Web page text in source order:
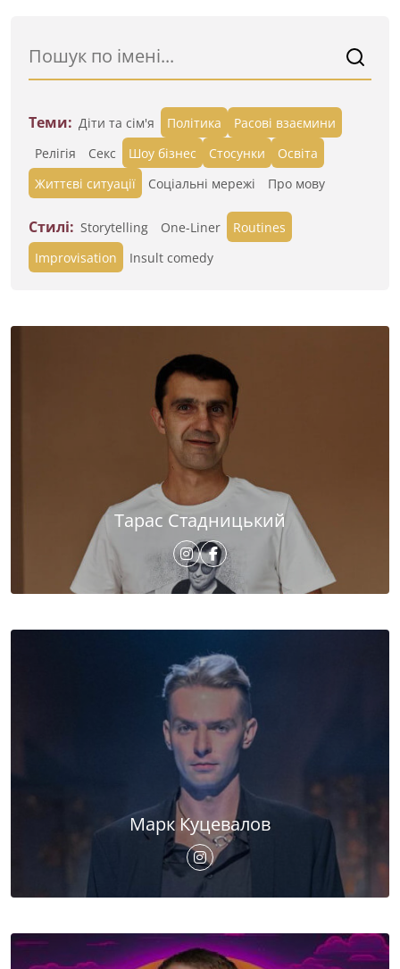
Теми: Діти та сім'я Політика
Расові взаємини
Релігія
Секс Шоу бізнес Стосунки
Освіта
Життєві ситуації
Cоціальні мережі Про мову
Стилі: Storytelling One-Liner
Routines
Improvisation
Insult comedy
Тарас Стадницький
Марк Куцевалов